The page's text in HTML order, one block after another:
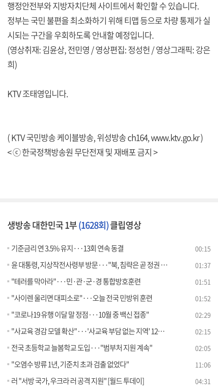
행정안전부와 지방자치단체 사이트에서 확인할 수 있습니다.
정부는 국민 불편을 최소화하기 위해 티맵 등으로 차량 통제가 실
시되는 구간을 우회하도록 안내할 예정입니다.
(영상취재: 김윤상, 전민영 / 영상편집: 정성헌 / 영상그래픽: 강은
희)
KTV 조태영입니다.
( KTV 국민방송 케이블방송, 위성방송 ch164,www.ktv.go.kr)
< ⓒ 한국정책방송원 무단전재 및 재배포 금지 >
생방송 대한민국 1부(1628회)클립영상
기준금리 연 3.5% 유지···13회 연속 동결 00:15
윤 대통령, 지상작전사령부 방문···"북, 침략은 곧 정권 종말" 01:37
"테러를 막아라"···민·관·군·경 통합방호훈련 01:51
"사이렌 울리면 대피소로"···오늘 전국 민방위 훈련 01:52
"코로나19 유행 이달 말 정점···10월 중 백신 접종" 02:29
"사교육 경감 모델 확산"···'사교육 부담 없는 지역' 12곳 선정 02:15
전국 초등학교 늘봄학교 도입···"범부처 지원 계속" 02:05
"오염수 방류 1년, 기준치 초과 검출 없었다" 11:06
러 "서방 국가, 우크라 러 공격 지원" [월드 투데이] 04:31